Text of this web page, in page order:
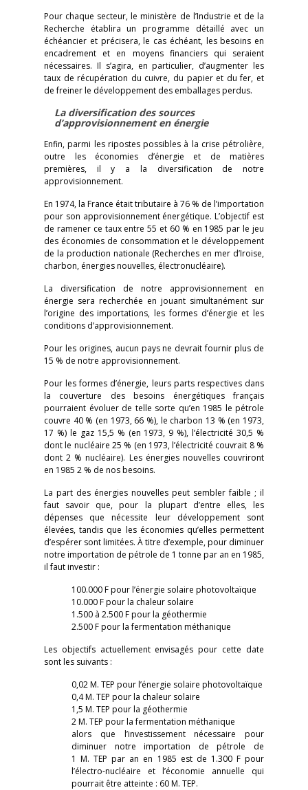
Pour chaque secteur, le ministère de l’Industrie et de la
Recherche établira un programme détaillé avec un
échéancier et précisera, le cas échéant, les besoins en
encadrement et en moyens financiers qui seraient
nécessaires. Il s’agira, en particulier, d’augmenter les
taux de récupération du cuivre, du papier et du fer, et
de freiner le développement des emballages perdus.
La diversification des sources
d’approvisionnement en énergie
Enfin, parmi les ripostes possibles à la crise pétrolière,
outre les économies d’énergie et de matières
premières, il y a la diversification de notre
approvisionnement.
En 1974, la France était tributaire à 76 % de l’importation
pour son approvisionnement énergétique. L’objectif est
de ramener ce taux entre 55 et 60 % en 1985 par le jeu
des économies de consommation et le développement
de la production nationale (Recherches en mer d’Iroise,
charbon, énergies nouvelles, électronucléaire).
La diversification de notre approvisionnement en
énergie sera recherchée en jouant simultanément sur
l’origine des importations, les formes d’énergie et les
conditions d’approvisionnement.
Pour les origines, aucun pays ne devrait fournir plus de
15 % de notre approvisionnement.
Pour les formes d’énergie, leurs parts respectives dans
la couverture des besoins énergétiques français
pourraient évoluer de telle sorte qu’en 1985 le pétrole
couvre 40 % (en 1973, 66 %), le charbon 13 % (en 1973,
17 %) le gaz 15,5 % (en 1973, 9 %), l’électricité 30,5 %
dont le nucléaire 25 % (en 1973, l’électricité couvrait 8 %
dont 2 % nucléaire). Les énergies nouvelles couvriront
en 1985 2 % de nos besoins.
La part des énergies nouvelles peut sembler faible ; il
faut savoir que, pour la plupart d’entre elles, les
dépenses que nécessite leur développement sont
élevées, tandis que les économies qu’elles permettent
d’espérer sont limitées. À titre d’exemple, pour diminuer
notre importation de pétrole de 1 tonne par an en 1985,
il faut investir :
100.000 F pour l’énergie solaire photovoltaïque
10.000 F pour la chaleur solaire
1.500 à 2.500 F pour la géothermie
2.500 F pour la fermentation méthanique
Les objectifs actuellement envisagés pour cette date
sont les suivants :
0,02 M. TEP pour l’énergie solaire photovoltaïque
0,4 M. TEP pour la chaleur solaire
1,5 M. TEP pour la géothermie
2 M. TEP pour la fermentation méthanique
alors que l’investissement nécessaire pour
diminuer notre importation de pétrole de
1 M. TEP par an en 1985 est de 1.300 F pour
l’électro-nucléaire et l’économie annuelle qui
pourrait être atteinte : 60 M. TEP.